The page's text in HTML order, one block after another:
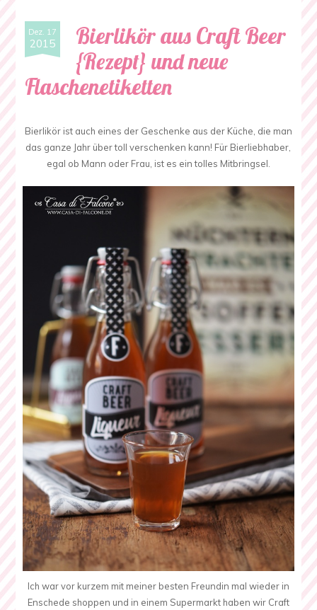
Dez. 17
2015
Bierlikör aus Craft Beer
{Rezept} und neue
Flaschenetiketten
Bierlikör ist auch eines der Geschenke aus der Küche, die man
das ganze Jahr über toll verschenken kann! Für Bierliebhaber,
egal ob Mann oder Frau, ist es ein tolles Mitbringsel.
Ich war vor kurzem mit meiner besten Freundin mal wieder in
Enschede shoppen und in einem Supermarkt haben wir Craft